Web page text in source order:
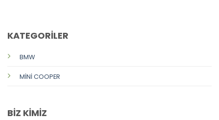
KATEGORİLER
BMW
MİNİ COOPER
BİZ KİMİZ